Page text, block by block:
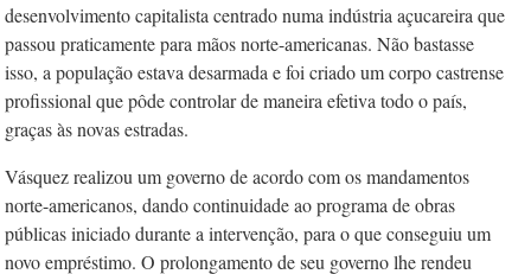
desenvolvimento capitalista centrado numa indústria açucareira que
passou praticamente para mãos norte-americanas. Não bastasse
isso, a população estava desarmada e foi criado um corpo castrense
profissional que pôde controlar de maneira efetiva todo o país,
graças às novas estradas.
Vásquez realizou um governo de acordo com os mandamentos
norte-americanos, dando continuidade ao programa de obras
públicas iniciado durante a intervenção, para o que conseguiu um
novo empréstimo. O prolongamento de seu governo lhe rendeu